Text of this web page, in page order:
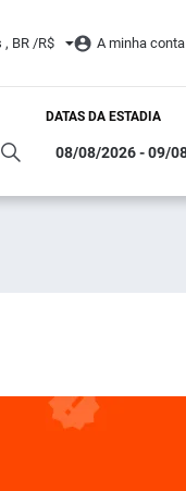
, BR /R$ A minha conta
DATAS DA ESTADIA